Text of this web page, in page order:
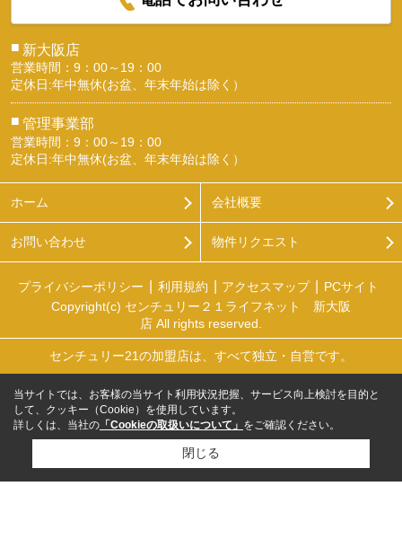
■ 新大阪店
営業時間：9：00～19：00
定休日:年中無休(お盆、年末年始は除く）
■ 管理事業部
営業時間：9：00～19：00
定休日:年中無休(お盆、年末年始は除く）
ホーム 会社概要
お問い合わせ 物件リクエスト
プライバシーポリシー 利用規約 アクセスマップ
PCサイト
Copyright(c) センチュリー２１ライフネット 新大阪
店 All rights reserved.
センチュリー21の加盟店は、すべて独立・自営です。
当サイトでは、お客様の当サイト利用状況把握、サービス向上検討を目的と
して、クッキー（Cookie）を使用しています。
詳しくは、当社の 「Cookieの取扱いについて」 をご確認ください。
閉じる